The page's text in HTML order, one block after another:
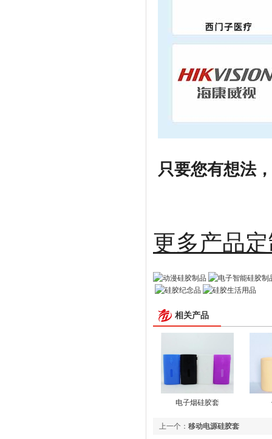
只要您有想法
更多
相关产品
电子烟硅胶套
上一个： 移动电源硅胶套